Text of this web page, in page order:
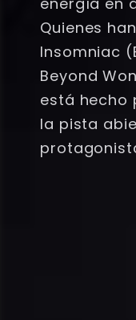
Quienes
Insomniac
Beyond
está hecho
la pista